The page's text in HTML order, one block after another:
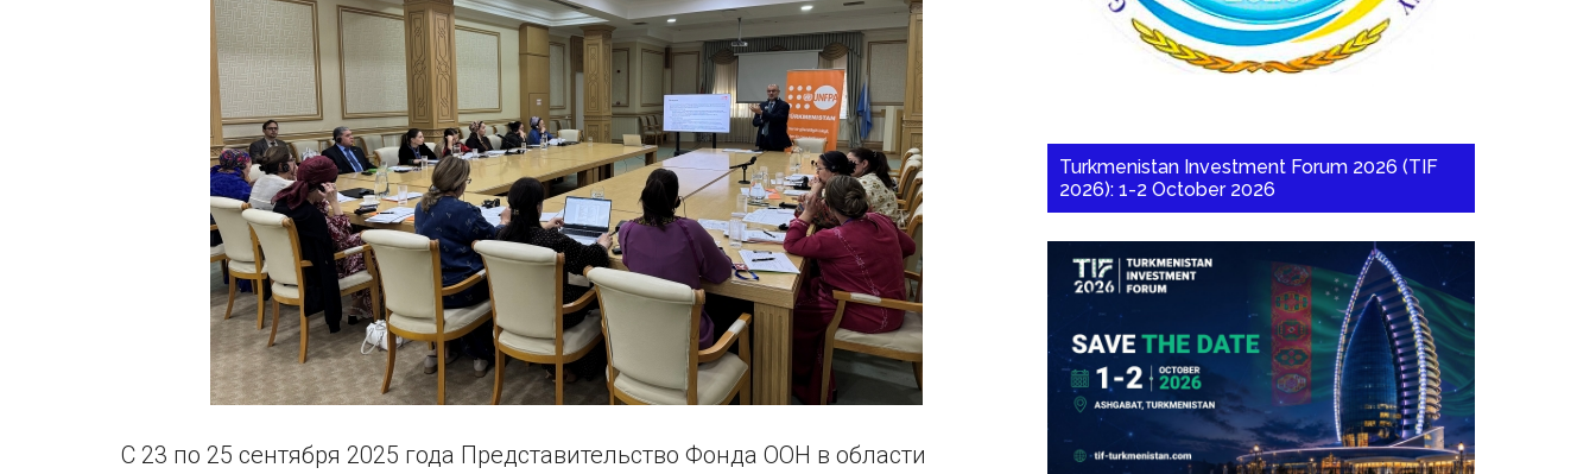
С 23 по 25 сентября 2025 года Представительство Фонда ООН в области
Turkmenistan Investment Forum 2026 (TIF
2026): 1-2 October 2026